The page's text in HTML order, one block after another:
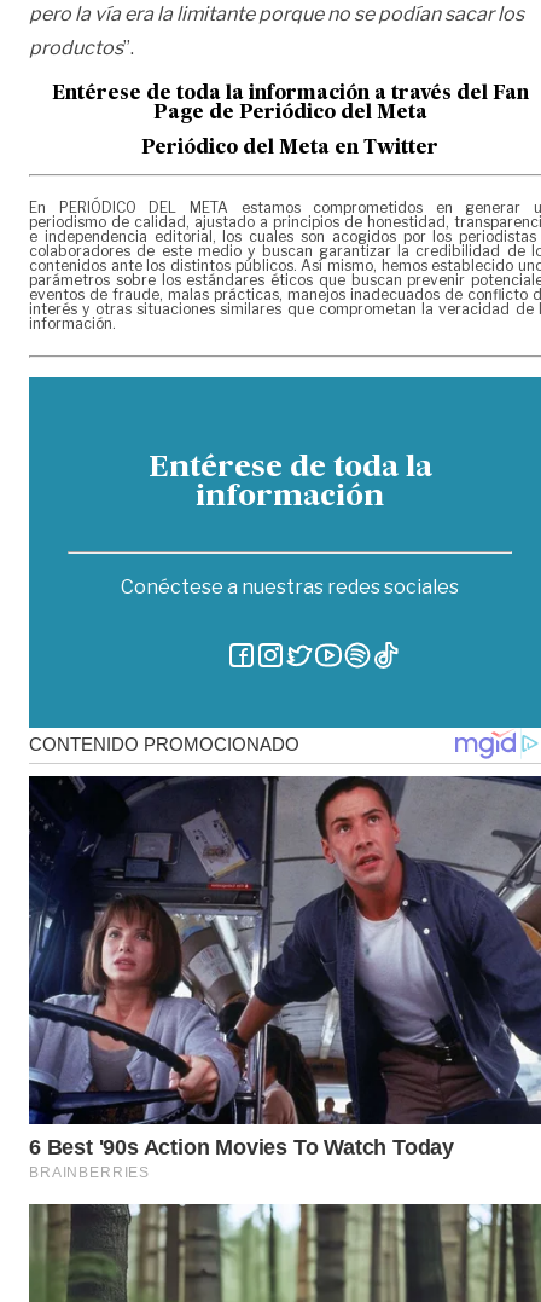
pero la vía era la limitante porque no se podían sacarlos
productos”.
Entérese de toda la información a través del Fan
Page de Periódico del Meta
Periódico del Meta en Twitter
En PERIÓDICO DEL META estamos comprometidos en generar
periodismo de calidad, ajustado a principios de honestidad,
e independencia editorial, los cuales son acogidos por los periodistas
colaboradores de este medio y buscan garantizar la credibilidad de
contenidos ante los distintos públicos. Así mismo, hemos establecido
parámetros sobre los estándares éticos que buscan prevenir
eventos de fraude, malas prácticas, manejos inadecuados de conflicto
interés y otras situaciones similares que comprometan la veracidad de
información.
Entérese de toda la
información
Conéctese a nuestras redes sociales